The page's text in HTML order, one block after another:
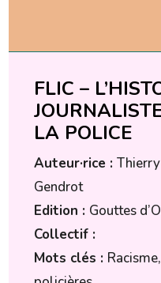
FLIC –
LA POLICE
Auteur·rice :
Gendrot
Edition : Gouttes
Collectif :
Mots clés :